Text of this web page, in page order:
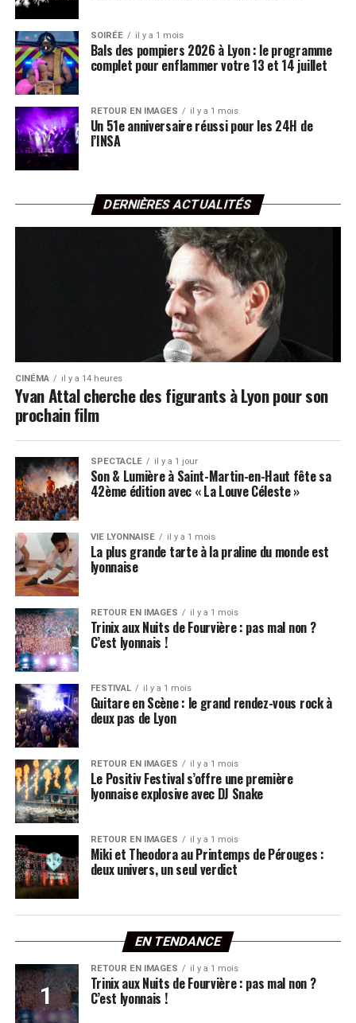
SOIRÉE il y a 1 mois
Bals des pompiers 2026 à Lyon : le programme
complet pour enflammer votre 13 et 14 juillet
RETOUR EN IMAGES il y a 1 mois
Un 51e anniversaire réussi pour les 24H de
l’INSA
DERNIÈRES ACTUALITÉS
CINÉMA il y a 14 heures
Yvan Attal cherche des figurants à Lyon pour son
prochain film
SPECTACLE il y a 1 jour
Son & Lumière à Saint-Martin-en-Haut fête sa
42ème édition avec « La Louve Céleste »
VIE LYONNAISE il y a 1 mois
La plus grande tarte à la praline du monde est
lyonnaise
RETOUR EN IMAGES il y a 1 mois
Trinix aux Nuits de Fourvière : pas mal non ?
C’est lyonnais !
FESTIVAL il y a 1 mois
Guitare en Scène : le grand rendez-vous rock à
deux pas de Lyon
RETOUR EN IMAGES il y a 1 mois
Le Positiv Festival s’offre une première
lyonnaise explosive avec DJ Snake
RETOUR EN IMAGES il y a 1 mois
Miki et Theodora au Printemps de Pérouges :
deux univers, un seul verdict
EN TENDANCE
RETOUR EN IMAGES il y a 1 mois
Trinix aux Nuits de Fourvière : pas mal non ?
C’est lyonnais !